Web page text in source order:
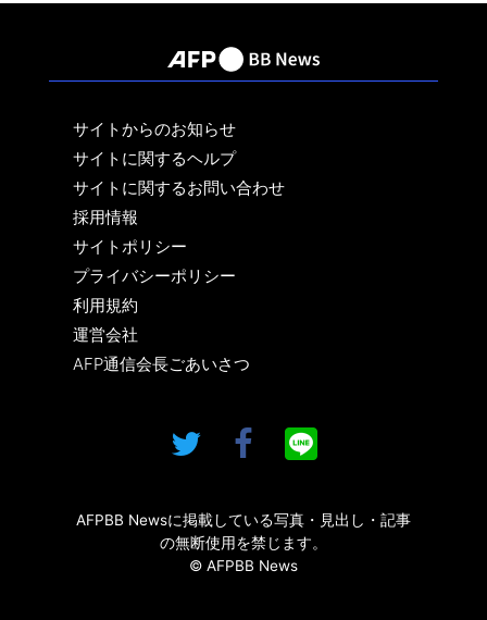
サイトからのお知らせ
サイトに関するヘルプ
サイトに関するお問い合わせ
採用情報
サイトポリシー
プライバシーポリシー
利用規約
運営会社
AFP通信会長ごあいさつ
AFPBB Newsに掲載している写真・見出し・記事
の無断使用を禁じます。
© AFPBB News